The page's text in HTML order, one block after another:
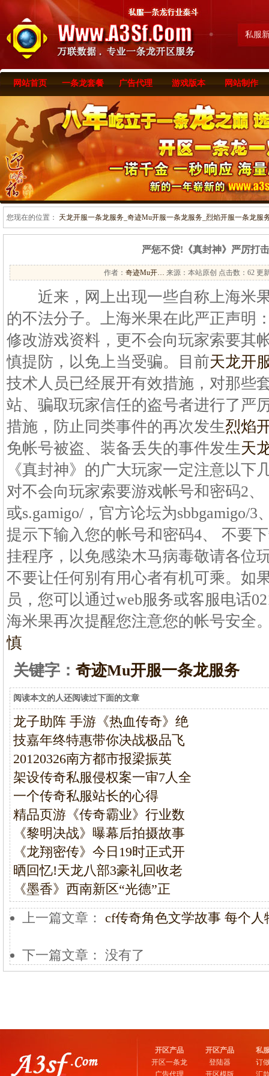
私服
网站首页 一条龙套餐 广告代理 游戏版本 网站制作
您现在的位置： 天龙开服一条龙服务_奇迹Mu开服一条龙服务_烈焰开服一条龙服
严惩不贷!《真封神》严厉打
作者： 奇迹Mu开… 来源：本站原创 点击数： 62 更
近来，网上出现一些自称上海米
的不法分子。上海米果在此严正声明
修改游戏资料，更不会向玩家索要其
慎提防，以免上当受骗。目前天龙开
技术人员已经展开有效措施，对那些
站、骗取玩家信任的盗号者进行了严
措施，防止同类事件的再次发生烈焰
免帐号被盗、装备丢失的事件发生天
《真封神》的广大玩家一定注意以下
对不会向玩家索要游戏帐号和密码2
或s.gamigo/，官方论坛为sbbgamigo/
提示下输入您的帐号和密码4、 不要
挂程序，以免感染木马病毒敬请各位
不要让任何别有用心者有机可乘。如
员，您可以通过web服务或客服电话
海米果再次提醒您注意您的帐号安全
慎
关键字： 奇迹Mu开服一条龙服务
阅读本文的人还阅读过下面的文章
龙子助阵 手游《热血传奇》绝
技嘉年终特惠带你决战极品飞
20120326南方都市报梁振英
架设传奇私服侵权案一审7人全
一个传奇私服站长的心得
精品页游《传奇霸业》行业数
《黎明决战》曝幕后拍摄故事
《龙翔密传》今日19时正式开
晒回忆!天龙八部3豪礼回收老
《墨香》西南新区“光德”正
上一篇文章： cf传奇角色文学故事 每个人
下一篇文章： 没有了
开区产品
开区一条龙
广告代理
开区产品
登陆器
开区模版
私
订
汇